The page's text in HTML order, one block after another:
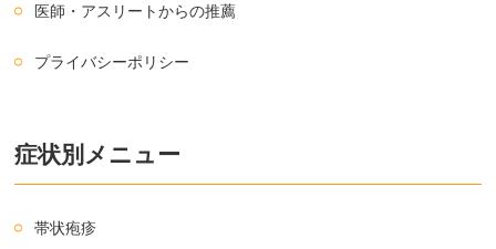
医師・アスリートからの推薦
プライバシーポリシー
症状別メニュー
帯状疱疹